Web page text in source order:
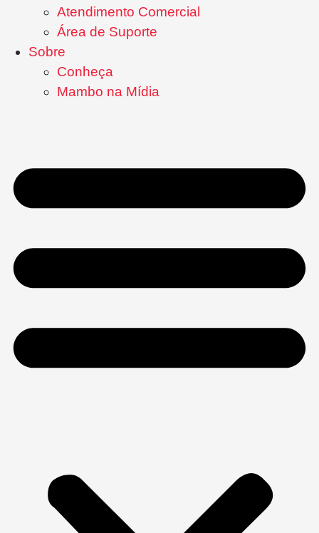
Atendimento Comercial
Área de Suporte
Sobre
Conheça
Mambo na Mídia